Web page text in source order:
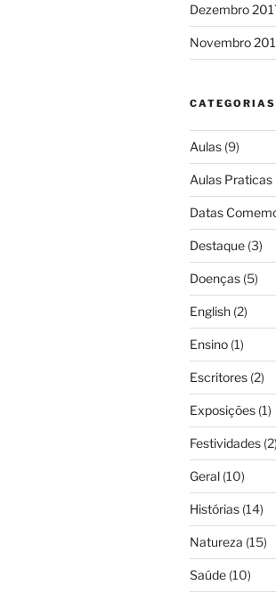
Dezembro
Novembro
CATEGORIAS
Aulas(9)
Aulas Praticas
Datas
Destaque(3)
Doenças(5)
English(2)
Ensino(1)
Escritores(2)
Exposições(1)
Festividades(2)
Geral(10)
Histórias(14)
Natureza (15)
Saúde(10)